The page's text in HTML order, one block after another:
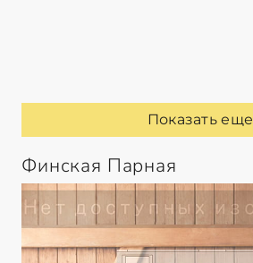
Показать еще
Финская Парная